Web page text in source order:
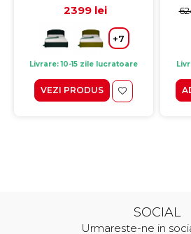
deschis
2399 lei
+7
Livrare: 10-15 zile lucratoare
VEZI PRODUS
SOCIAL
Urmareste-ne in